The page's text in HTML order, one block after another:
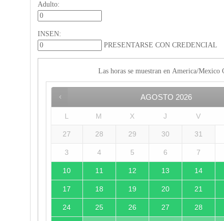
Adulto:
INSEN:
PRESENTARSE CON CREDENCIAL
Las horas se muestran en America/Mexico
AGOSTO 2026
L M X J V
27 28 29 30 31
3 4 5 6 7
10 11 12 13 14
17 18 19 20 21
24 25 26 27 28